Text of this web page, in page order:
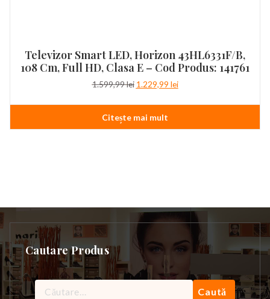
Televizor Smart LED, Horizon 43HL6331F/B,
108 Cm, Full HD, Clasa E – Cod Produs: 141761
1.599,99lei Prețul
a
fost:
1.599,99 lei.
1.229,99 leiPrețul
este:
Citește mai mult
Cautare Produs
Caută